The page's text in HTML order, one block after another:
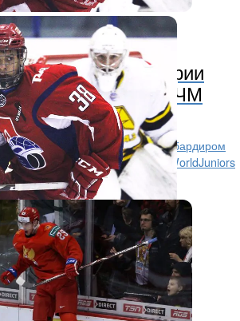
8 лет назад
— первый в истории
бомбардир МЧМ
— первый игрок в истории
кому удалось стать лучшим бомбардиром
мира! В семи играх WorldJuniors
забил четыре гола и...